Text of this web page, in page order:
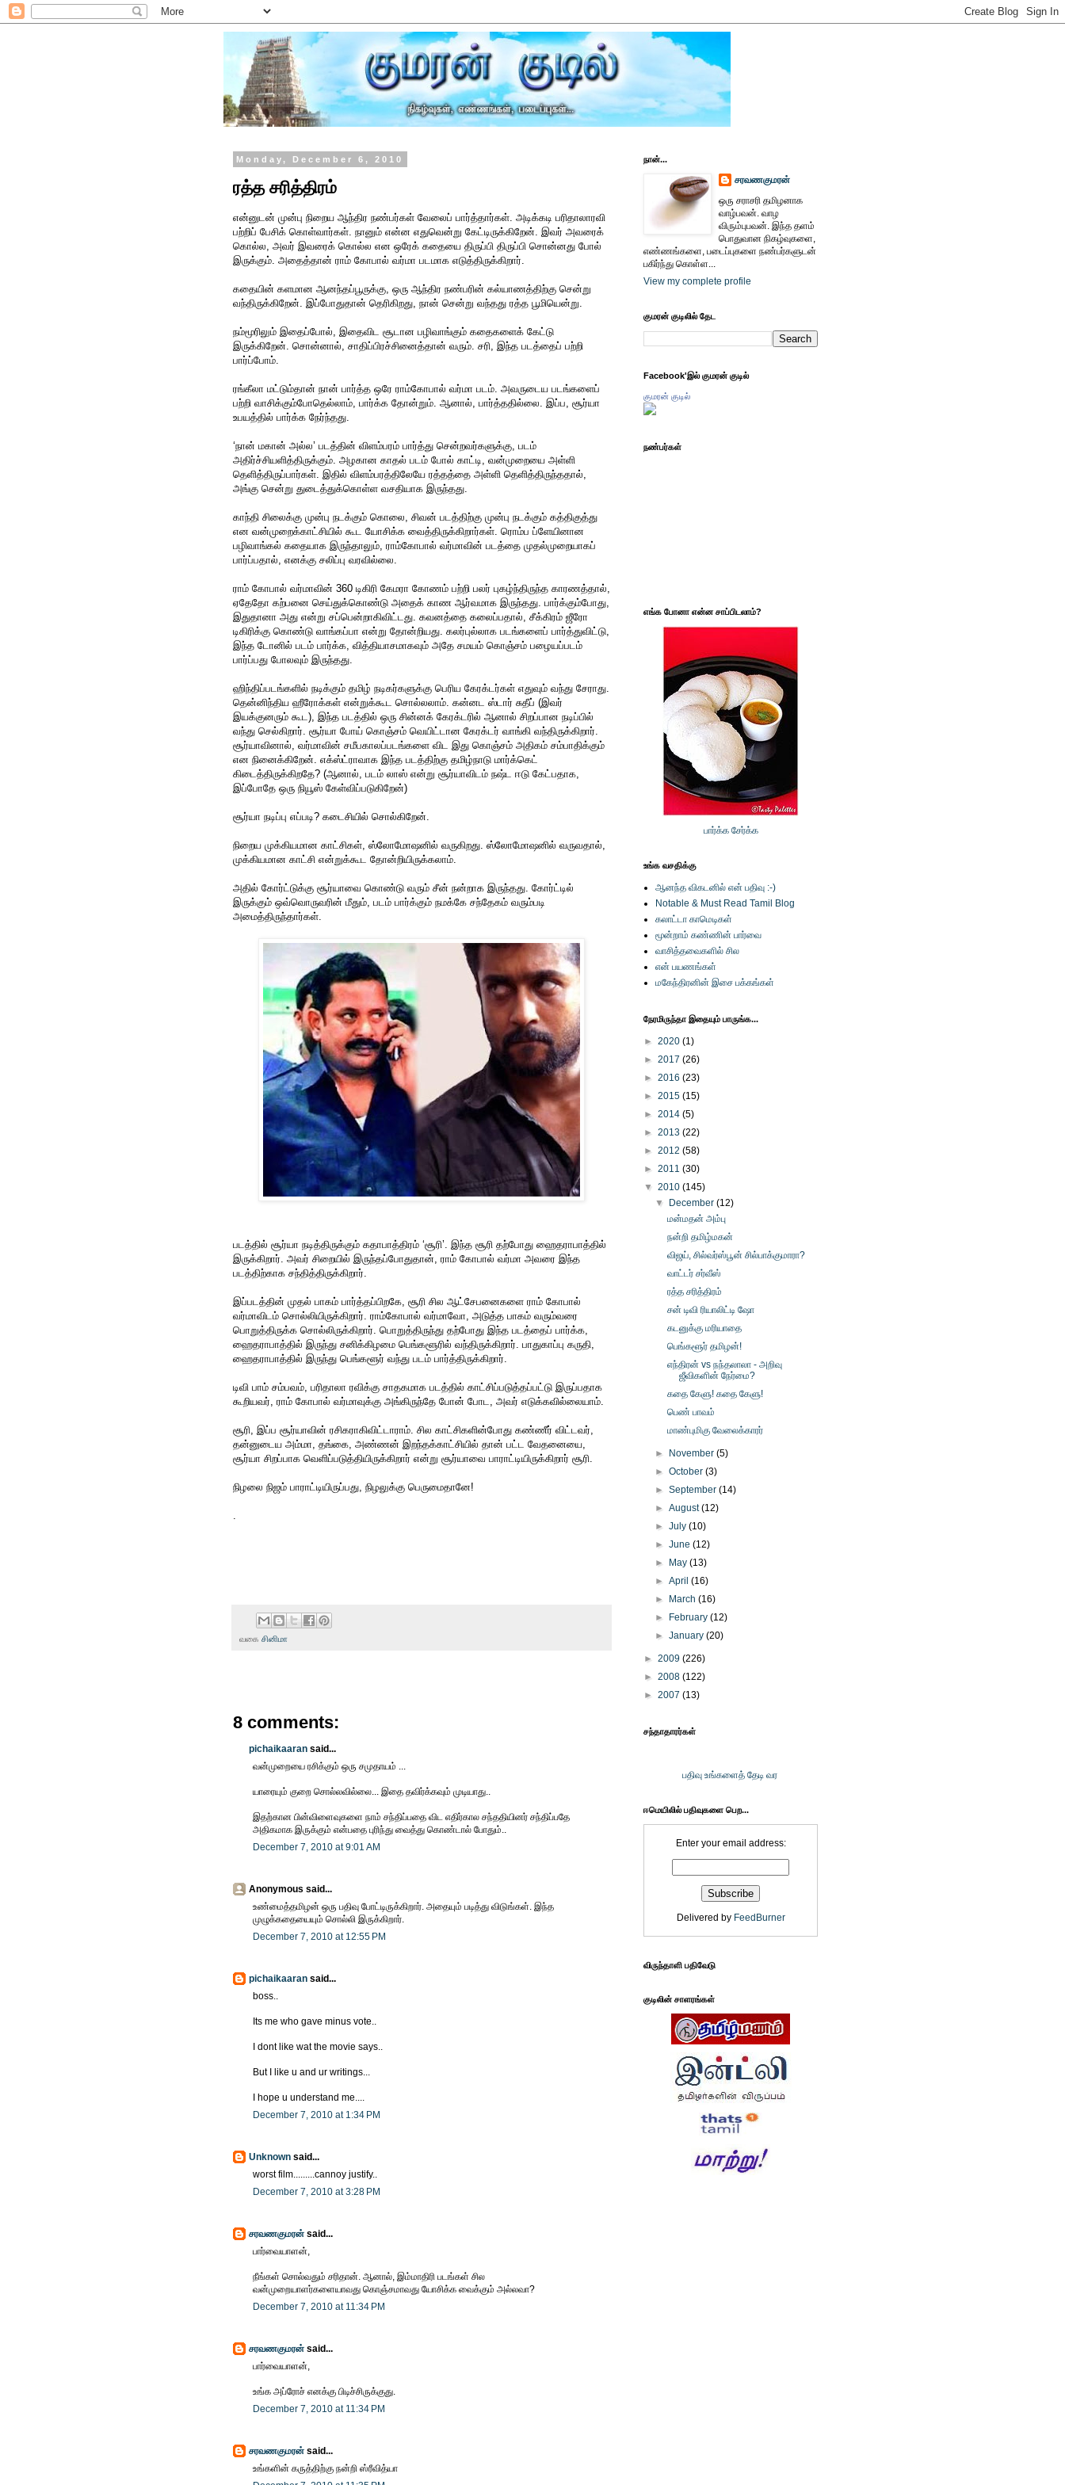
Monday, December 6, 2010
ரத்த சரித்திரம்
என்னுடன் முன்பு நிறைய ஆந்திர நண்பர்கள் வேலைப் பார்த்தார்கள். அடிக்கடி பரிதாலாரவி
பற்றிப் பேசிக் கொள்வார்கள். நானும் என்ன எதுவென்று கேட்டிருக்கிறேன். இவர் அவரைக்
கொல்ல, அவர் இவரைக் கொல்ல என ஒரேக் கதையை திருப்பி திருப்பி சொன்னது போல்
இருக்கும். அதைத்தான் ராம் கோபால் வர்மா படமாக எடுத்திருக்கிறார்.
கதையின் களமான ஆனந்தப்பூருக்கு, ஒரு ஆந்திர நண்பரின் கல்யாணத்திற்கு சென்று
வந்திருக்கிறேன். இப்போதுதான் தெரிகிறது, நான் சென்று வந்தது ரத்த பூமியென்று.
நம்மூரிலும் இதைப்போல், இதைவிட சூடான பழிவாங்கும் கதைகளைக் கேட்டு
இருக்கிறேன். சொன்னால், சாதிப்பிரச்சினைத்தான் வரும். சரி, இந்த படத்தைப் பற்றி
பார்ப்போம்.
ரங்கீலா மட்டும்தான் நான் பார்த்த ஒரே ராம்கோபால் வர்மா படம். அவருடைய படங்களைப்
பற்றி வாசிக்கும்போதெல்லாம், பார்க்க தோன்றும். ஆனால், பார்த்ததில்லை. இப்ப, சூர்யா
உபயத்தில் பார்க்க நேர்ந்தது.
‘நான் மகான் அல்ல’ படத்தின் விளம்பரம் பார்த்து சென்றவர்களுக்கு, படம்
அதிர்ச்சியளித்திருக்கும். அழகான காதல் படம் போல் காட்டி, வன்முறையை அள்ளி
தெளித்திருப்பார்கள். இதில் விளம்பரத்திலேயே ரத்தத்தை அள்ளி தெளித்திருந்ததால்,
அங்கு சென்று துடைத்துக்கொள்ள வசதியாக இருந்தது.
காந்தி சிலைக்கு முன்பு நடக்கும் கொலை, சிவன் படத்திற்கு முன்பு நடக்கும் கத்திகுத்து
என வன்முறைக்காட்சியில் கூட யோசிக்க வைத்திருக்கிறார்கள். ரொம்ப ப்ளேயினான
பழிவாங்கல் கதையாக இருந்தாலும், ராம்கோபால் வர்மாவின் படத்தை முதல்முறையாகப்
பார்ப்பதால், எனக்கு சலிப்பு வரவில்லை.
ராம் கோபால் வர்மாவின் 360 டிகிரி கேமரா கோணம் பற்றி பலர் புகழ்ந்திருந்த காரணத்தால்,
ஏதேதோ கற்பனை செய்துக்கொண்டு அதைக் காண ஆர்வமாக இருந்தது. பார்க்கும்போது,
இதுதானா அது என்று சப்பென்றாகிவிட்டது. கவனத்தை கலைப்பதால், சீக்கிரம் ஜீரோ
டிகிரிக்கு கொண்டு வாங்கப்பா என்று தோன்றியது. கலர்புல்லாக படங்களைப் பார்த்துவிட்டு,
இந்த டோனில் படம் பார்க்க, வித்தியாசமாகவும் அதே சமயம் கொஞ்சம் பழையப்படம்
பார்ப்பது போலவும் இருந்தது.
ஹிந்திப்படங்களில் நடிக்கும் தமிழ் நடிகர்களுக்கு பெரிய கேரக்டர்கள் எதுவும் வந்து சேராது.
தென்னிந்திய ஹீரோக்கள் என்றுக்கூட சொல்லலாம். கன்னட ஸ்டார் சுதீப் (இவர்
இயக்குனரும் கூட), இந்த படத்தில் ஒரு சின்னக் கேரக்டரில் ஆனால் சிறப்பான நடிப்பில்
வந்து செல்கிறார். சூர்யா போய் கொஞ்சம் வெயிட்டான கேரக்டர் வாங்கி வந்திருக்கிறார்.
சூர்யாவினால், வர்மாவின் சமீபகாலப்படங்களை விட இது கொஞ்சம் அதிகம் சம்பாதிக்கும்
என நினைக்கிறேன். எக்ஸ்ட்ராவாக இந்த படத்திற்கு தமிழ்நாடு மார்க்கெட்
கிடைத்திருக்கிறதே? (ஆனால், படம் லாஸ் என்று சூர்யாவிடம் நஷ்ட ஈடு கேட்பதாக,
இப்போதே ஒரு நியூஸ் கேள்விப்படுகிறேன்)
சூர்யா நடிப்பு எப்படி? கடைசியில் சொல்கிறேன்.
நிறைய முக்கியமான காட்சிகள், ஸ்லோமோஷனில் வருகிறது. ஸ்லோமோஷனில் வருவதால்,
முக்கியமான காட்சி என்றுக்கூட தோன்றியிருக்கலாம்.
அதில் கோர்ட்டுக்கு சூர்யாவை கொண்டு வரும் சீன் நன்றாக இருந்தது. கோர்ட்டில்
இருக்கும் ஒவ்வொருவரின் மீதும், படம் பார்க்கும் நமக்கே சந்தேகம் வரும்படி
அமைத்திருந்தார்கள்.
படத்தில் சூர்யா நடித்திருக்கும் கதாபாத்திரம் ‘சூரி’. இந்த சூரி தற்போது ஹைதராபாத்தில்
இருக்கிறார். அவர் சிறையில் இருந்தப்போதுதான், ராம் கோபால் வர்மா அவரை இந்த
படத்திற்காக சந்தித்திருக்கிறார்.
இப்படத்தின் முதல் பாகம் பார்த்தப்பிறகே, சூரி சில ஆட்சேபனைகளை ராம் கோபால்
வர்மாவிடம் சொல்லியிருக்கிறார். ராம்கோபால் வர்மாவோ, அடுத்த பாகம் வரும்வரை
பொறுத்திருக்க சொல்லிருக்கிறார். பொறுத்திருந்து தற்போது இந்த படத்தைப் பார்க்க,
ஹைதராபாத்தில் இருந்து சனிக்கிழமை பெங்களூரில் வந்திருக்கிறார். பாதுகாப்பு கருதி,
ஹைதராபாத்தில் இருந்து பெங்களூர் வந்து படம் பார்த்திருக்கிறார்.
டிவி பாம் சம்பவம், பரிதாலா ரவிக்கு சாதகமாக படத்தில் காட்சிப்படுத்தப்பட்டு இருப்பதாக
கூறியவர், ராம் கோபால் வர்மாவுக்கு அங்கிருந்தே போன் போட, அவர் எடுக்கவில்லையாம்.
சூரி, இப்ப சூர்யாவின் ரசிகராகிவிட்டாராம். சில காட்சிகளின்போது கண்ணீர் விட்டவர்,
தன்னுடைய அம்மா, தங்கை, அண்ணன் இறந்தக்காட்சியில் தான் பட்ட வேதனையை,
சூர்யா சிறப்பாக வெளிப்படுத்தியிருக்கிறார் என்று சூர்யாவை பாராட்டியிருக்கிறார் சூரி.
நிழலை நிஜம் பாராட்டியிருப்பது, நிழலுக்கு பெருமைதானே!
வகை சினிமா
8 comments:
pichaikaaran said...
வன்முறையை ரசிக்கும் ஒரு சமுதாயம் ...
யாரையும் குறை சொல்லவில்லை... இதை தவிர்க்கவும் முடியாது..
இதற்கான பின்விளைவுகளை நாம் சந்திப்பதை விட எதிர்கால சந்ததியினர் சந்திப்பதே
அதிகமாக இருக்கும் என்பதை புரிந்து வைத்து கொண்டால் போதும்..
December 7, 2010 at 9:01 AM
Anonymous said...
உண்மைத்தமிழன் ஒரு பதிவு போட்டிருக்கிறார். அதையும் படித்து விடுங்கள். இந்த
முழுக்கதையையும் சொல்லி இருக்கிறார்.
December 7, 2010 at 12:55 PM
pichaikaaran said...
boss..
Its me who gave minus vote..
I dont like wat the movie says..
But I like u and ur writings...
I hope u understand me....
December 7, 2010 at 1:34 PM
Unknown said...
worst film.........cannoy justify..
December 7, 2010 at 3:28 PM
சரவணகுமரன் said...
பார்வையாளன்,
நீங்கள் சொல்வதும் சரிதான். ஆனால், இம்மாதிரி படங்கள் சில
வன்முறையாளர்களையாவது கொஞ்சமாவது யோசிக்க வைக்கும் அல்லவா?
December 7, 2010 at 11:34 PM
சரவணகுமரன் said...
பார்வையாளன்,
உங்க அப்ரோச் எனக்கு பிடிச்சிருக்குது.
December 7, 2010 at 11:34 PM
சரவணகுமரன் said...
உங்களின் கருத்திற்கு நன்றி ஸ்ரீவித்யா
நான்...
சரவணகுமரன்
ஒரு சராசரி தமிழனாக
வாழ்பவன். வாழ
விரும்புபவன். இந்த தளம்
பொதுவான நிகழ்வுகளை,
எண்ணங்களை, படைப்புகளை நண்பர்களுடன்
பகிர்ந்து கொள்ள...
View my complete profile
குமரன் குடிலில் தேட
Facebook'இல் குமரன் குடில்
குமரன் குடில்
நண்பர்கள்
எங்க போனா என்ன சாப்பிடலாம்?
பார்க்க சேர்க்க
உங்க வசதிக்கு
ஆனந்த விகடனில் என் பதிவு :-)
Notable & Must Read Tamil Blog
கலாட்டா காமெடிகள்
மூன்றாம் கண்ணின் பார்வை
வாசித்தவைகளில் சில
என் பயணங்கள்
மகேந்திரனின் இசை பக்கங்கள்
நேரமிருந்தா இதையும் பாருங்க...
► 2020 (1)
► 2017 (26)
► 2016 (23)
► 2015 (15)
► 2014 (5)
► 2013 (22)
► 2012 (58)
► 2011 (30)
▼ 2010 (145)
▼
December(12)
மன்மதன் அம்பு
நன்றி தமிழ்மகன்
விஜய், சில்வர்ஸ்பூன் சில்பாக்குமாரா?
வாட்டர் சர்வீஸ்
ரத்த சரித்திரம்
சன் டிவி ரியாலிட்டி ஷோ
கடனுக்கு மரியாதை
பெங்களூர் தமிழன்!
எந்திரன் vs நந்தலாலா - அறிவு
ஜீவிகளின் நேர்மை?
கதை கேளு! கதை கேளு!
பெண் பாவம்
மாண்புமிகு வேலைக்காரர்
► November(5)
►October(3)
►September(14)
►August(12)
►July(10)
►June(12)
►
May(13)
►April(16)
►
March(16)
►
February(12)
►January(20)
► 2009 (226)
► 2008 (122)
► 2007 (13)
சந்தாதாரர்கள்
பதிவு உங்களைத் தேடி வர
ஈமெயிலில் பதிவுகளை பெற...
Enter your email address:
Delivered by FeedBurner
விருந்தாளி பதிவேடு
குடிலின் சாளரங்கள்